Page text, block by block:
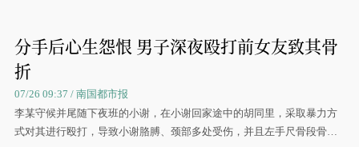
分手后心生怨恨 男子深夜殴打前女友致其骨
折
07/26 09:37 / 南国都市报
李某守候并尾随下夜班的小谢，在小谢回家途中的胡同里，采取暴力方
式对其进行殴打，导致小谢胳膊、颈部多处受伤，并且左手尺骨段骨